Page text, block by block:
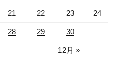
21 22 23 24
28 29 30
12月 »